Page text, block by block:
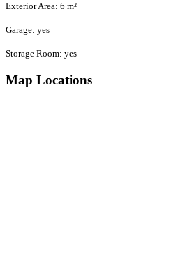
Exterior Area: 6 m²
Garage: yes
Storage Room: yes
Map Locations